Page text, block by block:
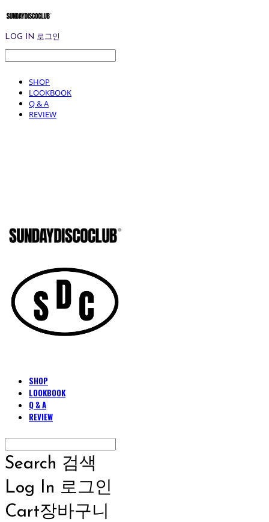
LOG IN 로그인
SHOP
LOOKBOOK
Q & A
REVIEW
SHOP
LOOKBOOK
Q & A
REVIEW
Search 검색
Log In 로그인
Cart장바구니